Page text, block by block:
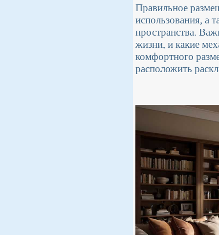
Правильное
использования, а
пространства.
жизни, и какие
комфортного
расположить